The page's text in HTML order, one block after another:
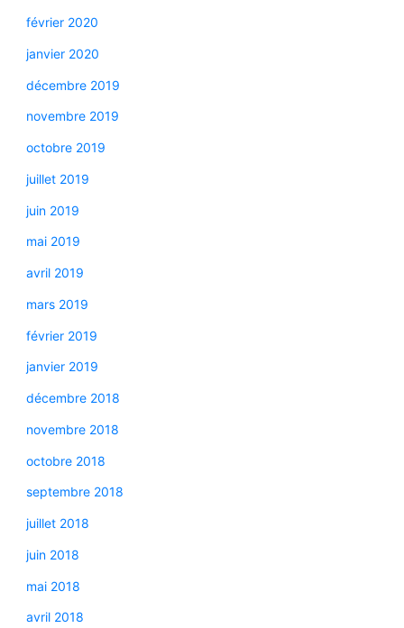
février 2020
janvier 2020
décembre 2019
novembre 2019
octobre 2019
juillet 2019
juin 2019
mai 2019
avril 2019
mars 2019
février 2019
janvier 2019
décembre 2018
novembre 2018
octobre 2018
septembre 2018
juillet 2018
juin 2018
mai 2018
avril 2018